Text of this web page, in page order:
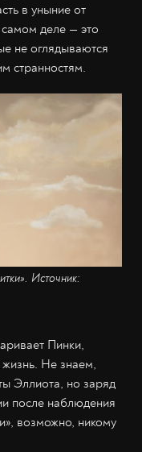
в уныние от
самом деле — это
не оглядываются
странностям.
Источник:
Пинки,
Не знаем,
Эллиота, но заряд
после наблюдения
возможно, никому